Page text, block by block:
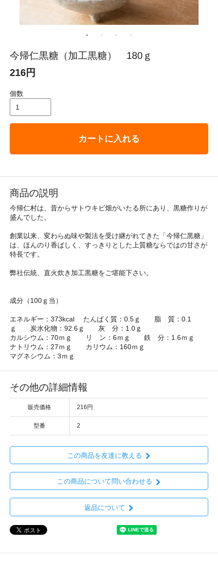
今帰仁黒糖（加工黒糖） 180ｇ
216円
個数
カートに入れる
商品の説明
今帰仁村は、昔からサトウキビ畑がいたる所にあり、黒糖作りが
盛んでした。
創業以来、変わらぬ味や製法を受け継がれてきた「今帰仁黒糖」
は、ほんのり香ばしく、すっきりとした上質糖ならではの甘さが
特長です。
弊社伝統、直火炊き加工黒糖をご堪能下さい。
成分（100ｇ当）
エネルギー：373kcal たんぱく質：0.5ｇ 脂 質：0.1
ｇ 炭水化物：92.6ｇ 灰 分：1.0ｇ
カルシウム：70ｍｇ リ ン：6ｍｇ 鉄 分：1.6ｍｇ
ナトリウム：27ｍｇ カリウム：160ｍｇ
マグネシウム：3ｍｇ
その他の詳細情報
販売価格 216円
型番 2
この商品を友達に教える
この商品について問い合わせる
返品について